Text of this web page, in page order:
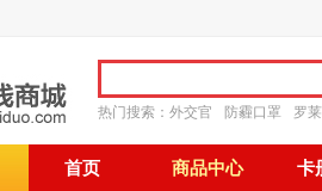
热门搜索： 外交官 防霾口罩 罗莱
首页 商品中心 卡